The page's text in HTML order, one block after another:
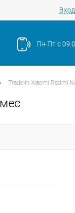
Вход
Пн-Пт с
Trade-in Xiaomi Redmi